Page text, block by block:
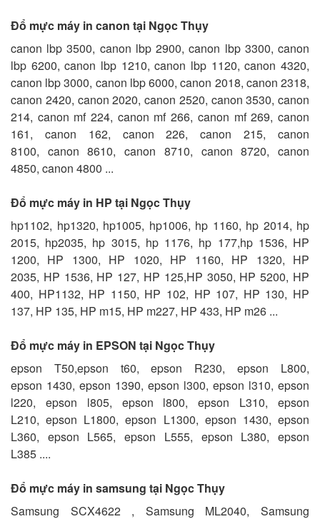
Đổ mực máy in canon tại Ngọc Thụy
canon lbp 3500, canon lbp 2900, canon lbp 3300, canon
lbp 6200, canon lbp 1210, canon lbp 1120, canon 4320,
canon lbp 3000, canon lbp 6000, canon 2018, canon 2318,
canon 2420, canon 2020, canon 2520, canon 3530, canon
214, canon mf 224, canon mf 266, canon mf 269, canon
161, canon 162, canon 226, canon 215, canon
8100, canon 8610, canon 8710, canon 8720, canon
4850, canon 4800 ...
Đổ mực máy in HP tại Ngọc Thụy
hp1102, hp1320, hp1005, hp1006, hp 1160, hp 2014, hp
2015, hp2035, hp 3015, hp 1176, hp 177,hp 1536, HP
1200, HP 1300, HP 1020, HP 1160, HP 1320, HP
2035, HP 1536, HP 127, HP 125,HP 3050, HP 5200, HP
400, HP1132, HP 1150, HP 102, HP 107, HP 130, HP
137, HP 135, HP m15, HP m227, HP 433, HP m26 ...
Đổ mực máy in EPSON tại Ngọc Thụy
epson T50,epson t60, epson R230, epson L800,
epson 1430, epson 1390, epson l300, epson l310, epson
l220, epson l805, epson l800, epson L310, epson
L210, epson L1800, epson L1300, epson 1430, epson
L360, epson L565, epson L555, epson L380, epson
L385 ....
Đổ mực máy in samsung tại Ngọc Thụy
Samsung SCX4622 , Samsung ML2040, Samsung